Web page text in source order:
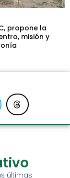
propone la
misión y
últimas